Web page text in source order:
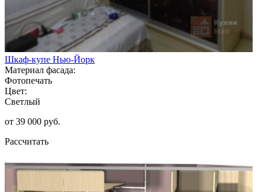
Шкаф-купе Нью-Йорк
Материал фасада:
Фотопечать
Цвет:
Светлый
от 39 000 руб.
Рассчитать